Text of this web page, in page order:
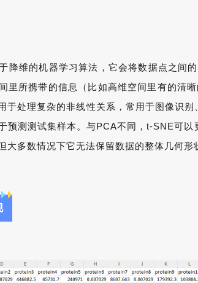
降维的机器学习算法，它会将数据点之间
里所携带的信息（比如高维空间里有的清
于处理复杂的非线性关系，常用于图像识
预测测试集样本。与PCA不同，t-SNE可
大多数情况下它无法保留数据的整体几何形